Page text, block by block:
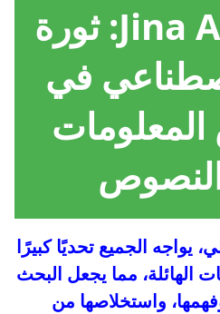
Jina AI Reader: ثورة
في
يواجه الجميع تحديًا كبيرًا
الهائلة، مما يجعل البحث
واستخلاصها من